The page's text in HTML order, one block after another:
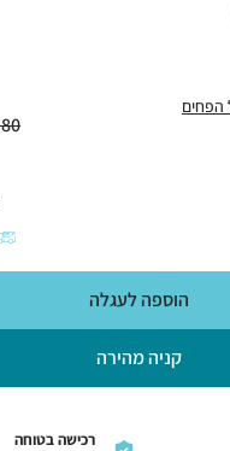
80
קניה מהירה
הוספה לעגלה
רכישה בטוחה